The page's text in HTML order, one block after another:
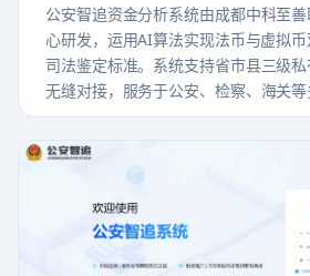
公安智追资金分析系统由成都中科至
心研发，运用AI算法实现法币与虚拟
司法鉴定标准。系统支持省市县三级
无缝对接，服务于公安、检察、海关